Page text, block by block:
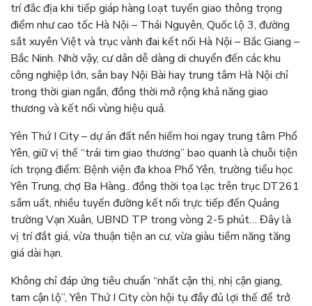
trí đắc địa khi tiếp giáp hàng loạt tuyến giao thông trọng
điểm như cao tốc Hà Nội – Thái Nguyên, Quốc lộ 3, đường
sắt xuyên Việt và trục vành đai kết nối Hà Nội – Bắc Giang –
Bắc Ninh. Nhờ vậy, cư dân dễ dàng di chuyển đến các khu
công nghiệp lớn, sân bay Nội Bài hay trung tâm Hà Nội chỉ
trong thời gian ngắn, đồng thời mở rộng khả năng giao
thương và kết nối vùng hiệu quả.
Yên Thứ I City – dự án đất nền hiếm hoi ngay trung tâm Phổ
Yên, giữ vị thế “trái tim giao thương” bao quanh là chuỗi tiện
ích trọng điểm: Bệnh viện đa khoa Phổ Yên, trường tiểu học
Yên Trung, chợ Ba Hàng.. đồng thời tọa lạc trên trục DT261
sầm uất, nhiều tuyến đường kết nối trực tiếp đến Quảng
trường Vạn Xuân, UBND TP trong vòng 2-5 phút… Đây là
vị trí đắt giá, vừa thuận tiện an cư, vừa giàu tiềm năng tăng
giá dài hạn.
Không chỉ đáp ứng tiêu chuẩn “nhất cận thị, nhị cận giang,
tam cận lộ”, Yên Thứ I City còn hội tụ đầy đủ lợi thế để trở